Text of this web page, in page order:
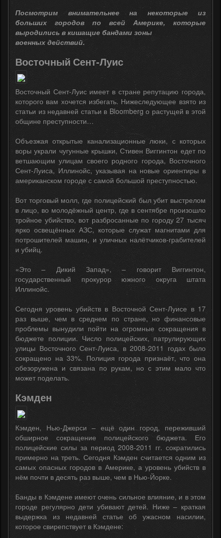
Посмотрим внимательнее на некоторые из
больших городов по всей Америке, которые
выродились в кишащие бандами зоны
военных действий.
Восточный Сент-Луис
Восточный Сент-Луис имеет в стране репутацию города,
которого вам хочется избегать. Нижеследующее взято из
статьи из недавней статьи в Bloomberg о растущей в этой
общине преступности…
Объезжая открытые канализационные люки, с которых
воры украли чугунные крышки, Стивен Виггинтон едет по
ветшающим улицам своего родного города, Восточного
Сент-Луиса, Иллинойс, указывая на новые ориентиры в
американском городе с самой большой преступностью.
Вот торговый молл, где полицейский был убит выстрелом
в лицо, во молодёжный центр, где в сентябре произошло
тройное убийство, вот разбросанные по городу 27 тысяч
ярко освещённых АЗС, которые служат магнитами для
потрошителей машин, и уличных налётчиков-грабителей
и убийц.
«Это – Дикий Запад», – говорит Виггинтон,
государственный прокурор южного округа штата
Иллинойс.
Сегодня уровень убийств в Восточной Сент-Луисе в 17
раз выше, чем в среднем по стране, но финансовые
проблемы вынудили пойти на огромные сокращения в
бюджете полиции. Число полицейских, патрулирующих
улицы Восточного Сент-Луиса, в 2008-2011 годах было
сокращено на 33%. Полиция города признаёт, что она
обезоружена и связана по рукам, но с этим мало что
может поделать.
Кэмден
Кэмден, Нью-Джерси – ещё один город, переживший
обширное сокращение полицейского бюджета. Его
полицейские силы за период 2008-2011 гг. сократились
примерно на треть. Сегодня Кэмден считается одним из
самых опасных городов в Америке, а уровень убийств в
нём почти в десять раз выше, чем в Нью-Йорке.
Банды в Кэмдене имеют очень сильное влияние, и в этом
городе регулярно дети убивают детей. Ниже – краткая
выдержка из недавней статье об ужасном насилии,
которое свирепствует в Кэмдене: